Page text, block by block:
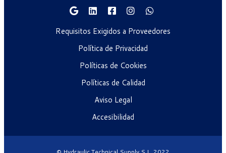
Requisitos Exigidos a Proveedores
Política de Privacidad
Políticas de Cookies
Políticas de Calidad
Aviso Legal
Accesibilidad